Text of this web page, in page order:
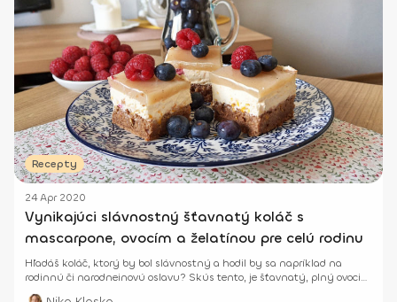
Recepty
24 Apr 2020
Vynikajúci slávnostný šťavnatý koláč s
mascarpone, ovocím a želatínou pre celú rodinu
Hľadáš koláč, ktorý by bol slávnostný a hodil by sa napríklad na
rodinnú či narodneinovú oslavu? Skús tento, je šťavnatý, plný ovocia
so želatínou.